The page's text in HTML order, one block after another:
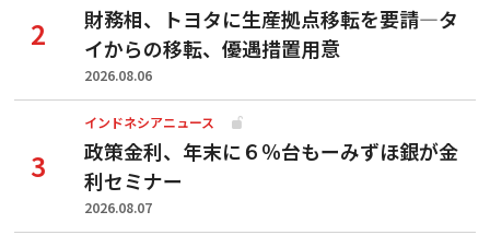
財務相、トヨタに生産拠点移転を要請—タ
イからの移転、優遇措置用意
2026.08.06
インドネシアニュース
政策金利、年末に６％台もーみずほ銀が金
利セミナー
2026.08.07